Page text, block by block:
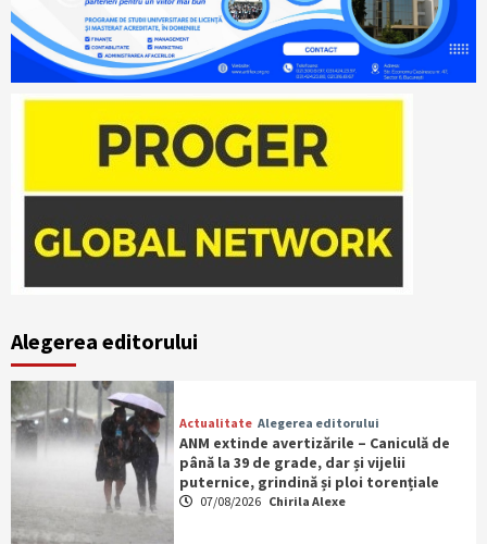
Alegerea editorului
Actualitate Alegerea editorului
ANM extinde avertizările – Caniculă de
până la 39 de grade, dar și vijelii
puternice, grindină și ploi torențiale
07/08/2026 Chirila Alexe